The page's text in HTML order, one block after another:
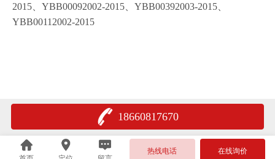
2015、YBB00092002-2015、 YBB00392003-2015、
YBB00112002-2015
18660817670
热线电话 在线询价